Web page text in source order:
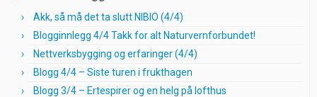
Akk, så må det ta slutt NIBIO (4/4)
Blogginnlegg 4/4 Takk for alt Naturvernforbundet!
Nettverksbygging og erfaringer (4/4)
Blogg 4/4 – Siste turen i frukthagen
Blogg 3/4 – Ertespirer og en helg på lofthus